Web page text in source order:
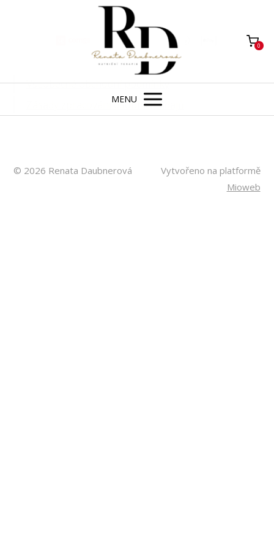
0
MENU
Všeobecné obchodní podmínky
Zásady zpracování osobních údajů
© 2026 Renata Daubnerová
Vytvořeno na platformě
Mioweb